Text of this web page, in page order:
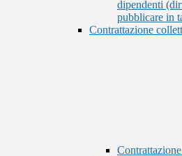
dipendenti
pubblicare in
Contrattazione